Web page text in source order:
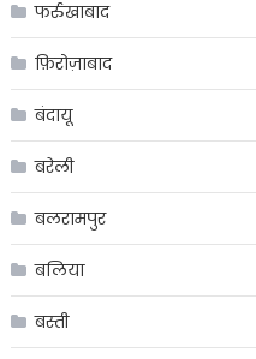
फर्रुखाबाद
फ़िरोज़ाबाद
बंदायू
बरेली
बलरामपुर
बलिया
बस्ती